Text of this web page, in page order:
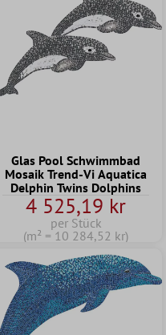
Glas Pool Schwimmbad
Mosaik Trend-Vi Aquatica
Delphin Twins Dolphins
4 525,19 kr
per Stück
(m² = 10 284,52 kr)